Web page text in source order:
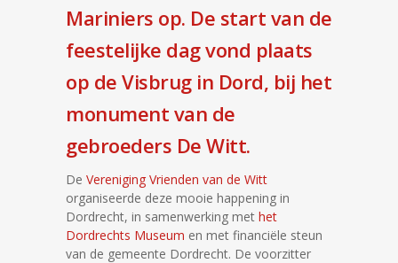
Mariniers op. De start van de
feestelijke dag vond plaats
op de Visbrug in Dord, bij het
monument van de
gebroeders De Witt.
De Vereniging Vrienden van de Witt
organiseerde deze mooie happening in
Dordrecht, in samenwerking met het
Dordrechts Museum en met financiële steun
van de gemeente Dordrecht. De voorzitter